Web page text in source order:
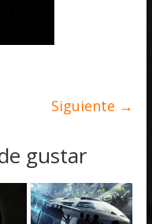
Siguiente →
gustar